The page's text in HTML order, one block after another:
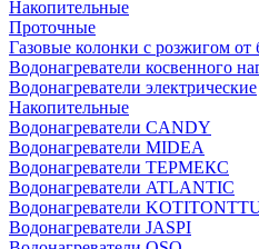
Накопительные
Проточные
Газовые колонки с розжигом от
Водонагреватели косвенного
Водонагреватели электрические
Накопительные
Водонагреватели CANDY
Водонагреватели MIDEA
Водонагреватели ТЕРМЕКС
Водонагреватели ATLANTIC
Водонагреватели
Водонагреватели JASPI